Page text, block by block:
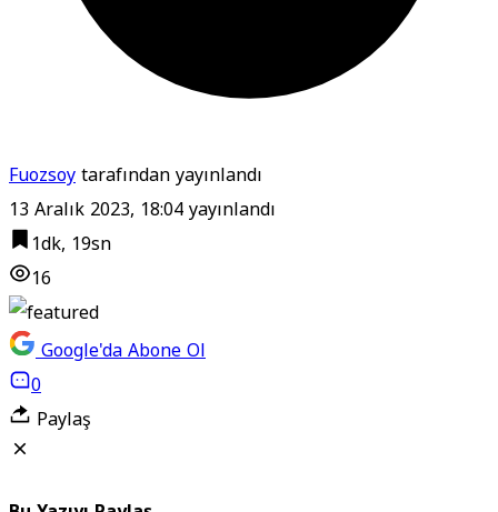
Fuozsoytarafından yayınlandı
13 Aralık 2023, 18:04yayınlandı
1dk, 19sn
16
Google'da Abone Ol
0
Paylaş